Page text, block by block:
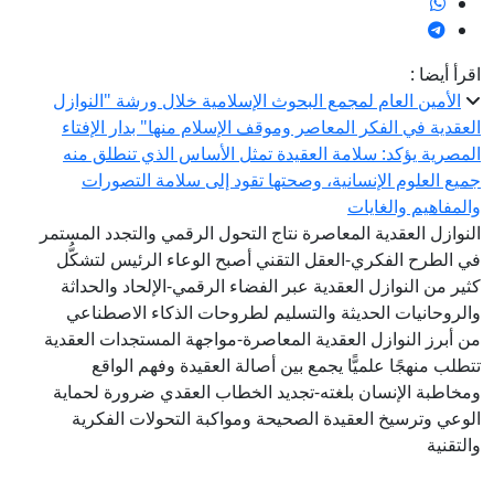
أيضا :
الأمين العام لمجمع البحوث الإسلامية خلال ورشة "النوازل
في الفكر المعاصر وموقف الإسلام منها" بدار الإفتاء
يؤكد: سلامة العقيدة تمثل الأساس الذي تنطلق منه
العلوم الإنسانية، وصحتها تقود إلى سلامة التصورات
والغايات
العقدية المعاصرة نتاج التحول الرقمي والتجدد المستمر
الطرح الفكري-العقل التقني أصبح الوعاء الرئيس لتشكُّل
من النوازل العقدية عبر الفضاء الرقمي-الإلحاد والحداثة
الحديثة والتسليم لطروحات الذكاء الاصطناعي
أبرز النوازل العقدية المعاصرة-مواجهة المستجدات العقدية
منهجًا علميًّا يجمع بين أصالة العقيدة وفهم الواقع
الإنسان بلغته-تجديد الخطاب العقدي ضرورة لحماية
وترسيخ العقيدة الصحيحة ومواكبة التحولات الفكرية